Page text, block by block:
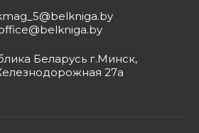
Беларусь г.Минск,
27а